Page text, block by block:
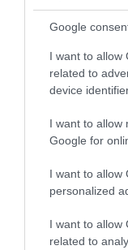
Google
I want to allow
related to
device
I want to allow
Google for
I want to allow
personalized
I want to allow
related to
2026-08-10.
Lola őszinte